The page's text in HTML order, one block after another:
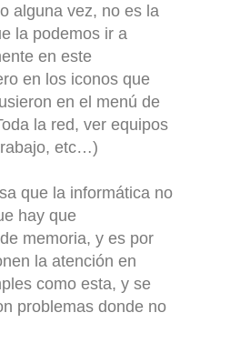
alguna vez, no es la
la podemos ir a
en este
en los iconos que
en el menú de
la red, ver equipos
etc…)
que la informática no
hay que
memoria, y es por
la atención en
como esta, y se
problemas donde no